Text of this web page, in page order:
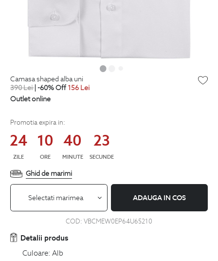
camasa shaped alba uni
390Lei| -60% Off 156 Lei
Outlet online
Promotia expira in:
24
ZILE
10
ORE
40
MINUTE
23
SECUNDE
Ghid de marimi
Selectati marimea ADAUGA IN COS
COD: VBCMEW0EP64U65210
Detalii produs
Culoare: Alb